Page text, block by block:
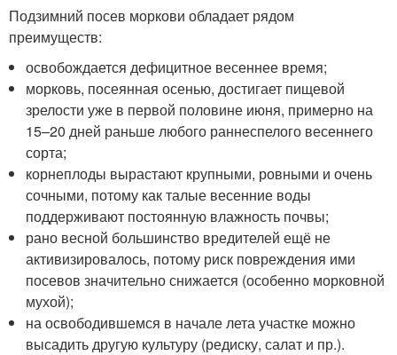
Подзимний посев моркови обладает рядом
преимуществ:
освобождается дефицитное весеннее время;
морковь, посеянная осенью, достигает пищевой
зрелости уже в первой половине июня, примерно на
15–20 дней раньше любого раннеспелого весеннего
сорта;
корнеплоды вырастают крупными, ровными и очень
сочными, потому как талые весенние воды
поддерживают постоянную влажность почвы;
рано весной большинство вредителей ещё не
активизировалось, потому риск повреждения ими
посевов значительно снижается (особенно морковной
мухой);
на освободившемся в начале лета участке можно
высадить другую культуру (редиску, салат и пр.).